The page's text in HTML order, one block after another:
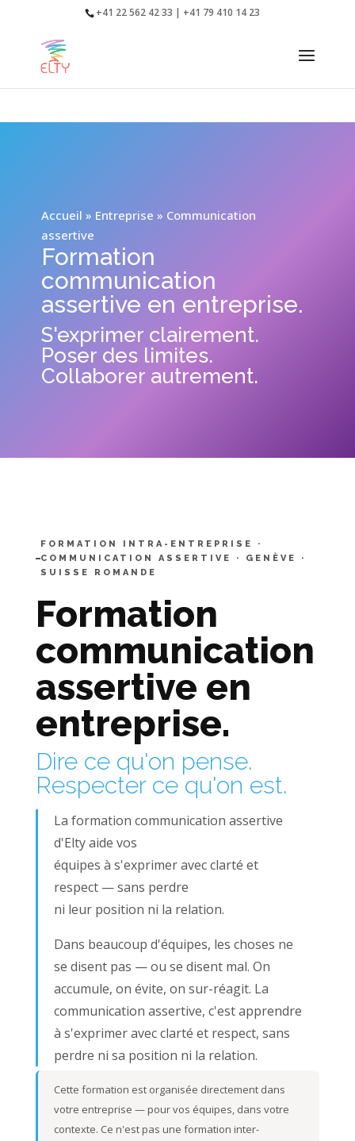
+41 22 562 42 33 | +41 79 410 14 23
Accueil » Entreprise » Communication
assertive
Formation
communication
assertive en entreprise.
S'exprimer clairement.
Poser des limites.
Collaborer autrement.
FORMATION INTRA-ENTREPRISE ·
COMMUNICATION ASSERTIVE · GENÈVE ·
SUISSE ROMANDE
Formation
communication
assertive en
entreprise.
Dire ce qu'on pense.
Respecter ce qu'on est.
La formation communication assertive
d'Elty aide vos
équipes à s'exprimer avec clarté et
respect — sans perdre
ni leur position ni la relation.
Dans beaucoup d'équipes, les choses ne
se disent pas — ou se disent mal. On
accumule, on évite, on sur-réagit. La
communication assertive, c'est apprendre
à s'exprimer avec clarté et respect, sans
perdre ni sa position ni la relation.
Cette formation est organisée directement dans
votre entreprise — pour vos équipes, dans votre
contexte. Ce n'est pas une formation inter-